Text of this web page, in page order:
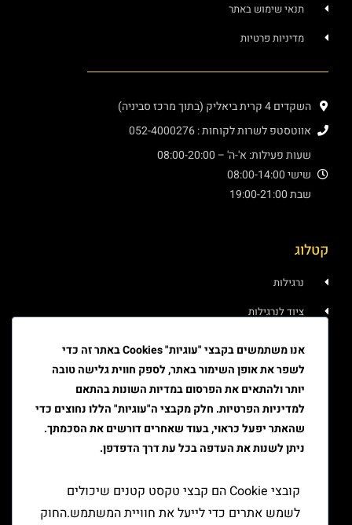
תנאי שימוש באתר
מדיניות פרטיות
השקדים 4 קרית ביאליק (בתוך מרכז סביניה)
אווטסטפ לשרות לקוחות : 052-4000276
שעות פעילות: א'-ה' – 08:00-20:00
שישי 08:00-14:00
שבת 19:00-21:00
קטלוג
נרגילות
ציוד לנרגילות
טבק
ציוד למעשן
יצירת קשר
אנו משתמשים בקבצי "עוגיות" Cookies באתר זה כדי
לשפר את אופן השימור באתר, לספק חווית גלישה טובה
יותר ולהתאים את הפרסום במדיות השונות בהתאם
למדיניות הפרטיות. חלק מקבצי ה"עוגיות" הללו נחוצים כדי
שהאתר יפעל כראוי, בעוד שאחרים דורשים את הסכמתך.
ניתן לשנות את העדפה בכל עת דרך הדפדפן.
קובצי Cookie הם קבצי טקסט קטנים שיכולים
לשמש אתרים כדי לייעל את חוויית המשתמש.החוק